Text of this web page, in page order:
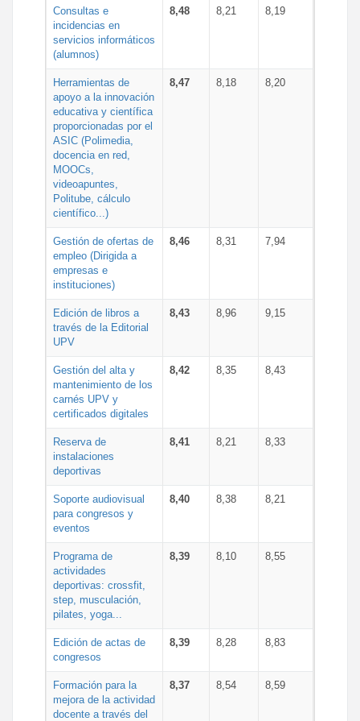
Consultas e
incidencias en
servicios informáticos
(alumnos)
8,48 8,21 8,19
Herramientas de
apoyo a la innovación
educativa y científica
proporcionadas por el
ASIC (Polimedia,
docencia en red,
MOOCs,
videoapuntes,
Politube, cálculo
científico...)
8,47 8,18 8,20
Gestión de ofertas de
empleo (Dirigida a
empresas e
instituciones)
8,46 8,31 7,94
Edición de libros a
través de la Editorial
UPV
8,43 8,96 9,15
Gestión del alta y
mantenimiento de los
carnés UPV y
certificados digitales
8,42 8,35 8,43
Reserva de
instalaciones
deportivas
8,41 8,21 8,33
Soporte audiovisual
para congresos y
eventos
8,40 8,38 8,21
Programa de
actividades
deportivas: crossfit,
step, musculación,
pilates, yoga...
8,39 8,10 8,55
Edición de actas de
congresos
8,39 8,28 8,83
Formación para la
mejora de la actividad
docente a través del
8,37 8,54 8,59